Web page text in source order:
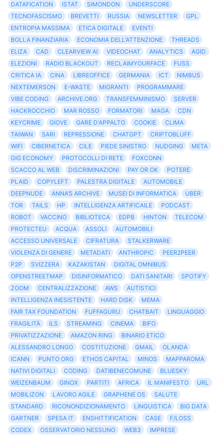
DATAFICATION
ISTAT SIMONDON
UNDERSCORE
TECNOFASCISMO
BREVETTI RUSSIA NEWSLETTER
GPL
ENTROPIA MASSIMA
ETICA DIGITALE
EVENTI
BOLLA FINANZIARIA
ECONOMIA DELL'ATTENZIONE
THREADS
ELIZA
CAD CLEARVIEW AI VIDEOCHAT ANALYTICS
AGID
ELEZIONI
RADIO BLACKOUT RECLAIMYOURFACE
FUSS
CRITICA IA
CINA LIBREOFFICE GERMANIA ICT
NIMBUS
NEXTEMERSON
E-WASTE MIGRANTI
PROGRAMMARE
VIBE CODING
ARCHIVE.ORG TRANSFEMMINISMO
SERVER
HACKROCCHIO
MAR ROSSO FORMATORI MAGA
CDN
KEYCRIME
GIOVE GARE D'APPALTO COOKIE
CLIMA
TAIWAN
SARI REPRESSIONE CHATGPT
CRIPTOBLUFF
WIFI
CIBERNETICA CILE PIEDE SINISTRO NUDGING
META
GIG ECONOMY
PROTOCOLLI DI RETE
FOXCONN
SCACCO AL WEB
DISCRIMINAZIONI PAY OR OK
POTERE
PLAID
COPYLEFT PALESTRA DIGITALE
AUTOMOBILE
DEEPNUDE
ANNA’S ARCHIVE MUSEI DI INFORMATICA
UBER
TOR
TAILS HP INTELLIGENZA ARTIFICAILE
PODCAST
ROBOT
VACCINO BIBLIOTECA EDPB HINTON
TELECOM
PROTECTEU
ACQUA ASSOLI
AUTOMOBILI
ACCESSO UNIVERSALE
CIFRATURA
STALKERWARE
VIOLENZA DI GENERE
METADATI ANTHROPIC
PEER2PEER
P2P
SVIZZERA KAZAKISTAN
DIGITAL OMNIBUS
OPENSTREETMAP
DISINFORMATICO DATI SANITARI
SPOTIFY
ZOOM
CENTRALIZZAZIONE AWS
AUTISTICI
INTELLIGENZA INESISTENTE
HARD DISK
MEMA
FAIR TAX FOUNDATION
FUFFAGURU CHATBAIT
LINGUAGGIO
FRAGILITÀ
ILS STREAMING CINEMA
BIFO
PRIVATIZZAZIONE
AMAZON RING
BINARIO ETICO
ALESSANDRO LONGO
COSTITUZIONE GMAIL
OLANDA
ICANN
PUNTO ORG ETHOS CAPITAL MINOS
MAPPAROMA
NATIVI DIGITALI
CODING DATIBENECOMUNE
BLUESKY
WEIZENBAUM
GINOX PARTITI AFRICA IL MANIFESTO
URL
MOBILIZON
LAVORO AGILE GRAPHENE OS
SALUTE
STANDARD
RICONONDIZIONAMENTO LINGUISTICA
BIG DATA
GARTNER
SPESA IT ENSHITTIFICATION CASE
F/LOSS
CODEX
OSSERVATORIO NESSUNO WEB3
IMPRESE